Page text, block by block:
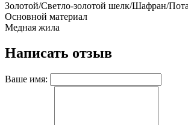
Золотой/Светло-золотой шелк/Шафран/
Основной материал
Медная жила
Написать отзыв
Ваше имя: